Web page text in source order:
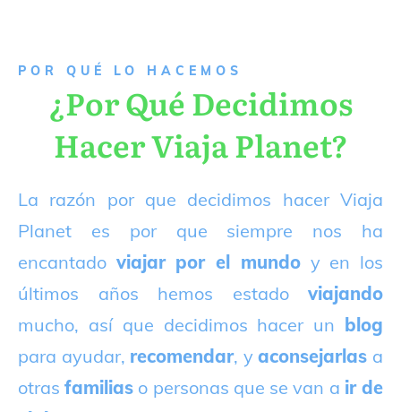
P OR QUÉ LO HACEMOS
¿Por Qué Decidimos
Hacer Viaja Planet?
La razón por que decidimos hacer Viaja
Planet es por que siempre nos ha
encantado viajar por el mundoy en los
últimos años hemos estado viajando
mucho, así que decidimos hacer un blog
para ayudar, recomendar, yaconsejarlas a
otrasfamilias o personas que se van a ir de